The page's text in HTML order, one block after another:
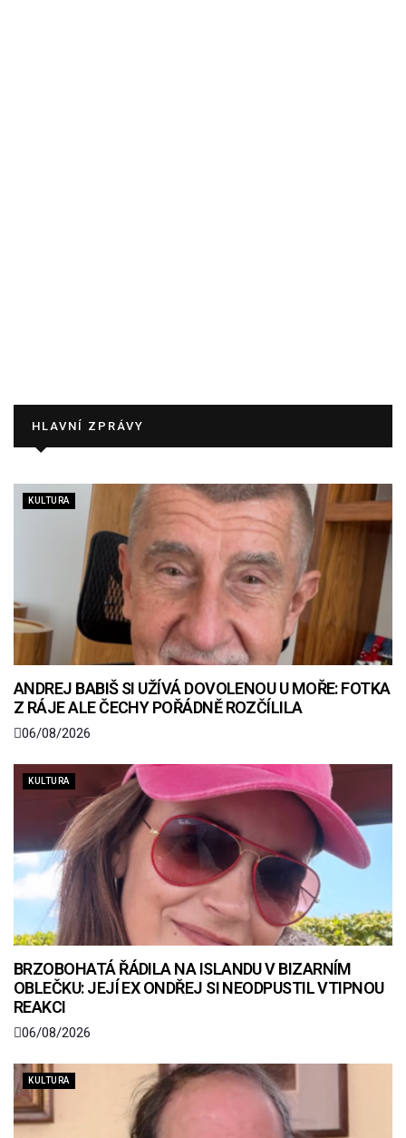
HLAVNÍ ZPRÁVY
KULTURA
ANDREJ BABIŠ SI UŽÍVÁ DOVOLENOU U MOŘE: FOTKA
Z RÁJE ALE ČECHY POŘÁDNĚ ROZČÍLILA
06/08/2026
KULTURA
BRZOBOHATÁ ŘÁDILA NA ISLANDU V BIZARNÍM
OBLEČKU: JEJÍ EX ONDŘEJ SI NEODPUSTIL VTIPNOU
REAKCI
06/08/2026
KULTURA